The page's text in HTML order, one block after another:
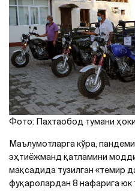
Фото: Пахтаобод тумани
Маълумотларга кўра,
эҳтиёжманд қатламини
мақсадида тузилган «темир
фуқаролардан 8 нафарига